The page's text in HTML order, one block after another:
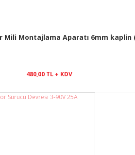
Mili Montajlama Aparatı 6mm kaplin
480,00 TL + KDV